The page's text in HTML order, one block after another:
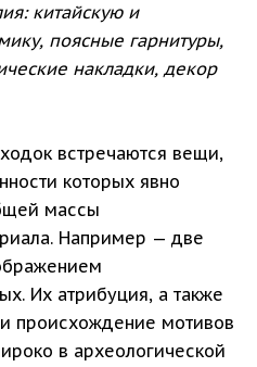
китайскую и
поясные гарнитуры,
накладки, декор
встречаются вещи,
которых явно
массы
Например — две
Их атрибуция, а также
происхождение мотивов
в археологической